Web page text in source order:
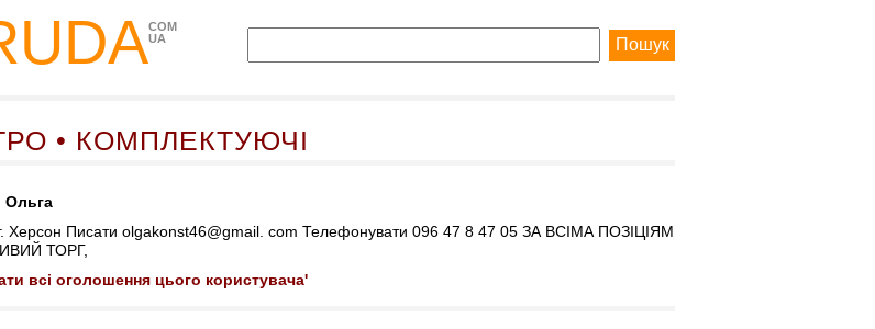
COM
UA
• КОМПЛЕКТУЮЧІ
Ольга
Херсон Писати olgakonst46@gmail. com Телефонувати 096 47 8 47 05 ЗА ВСІМА ПОЗІЦІЯМ
ТОРГ,
всі оголошення цього користувача'